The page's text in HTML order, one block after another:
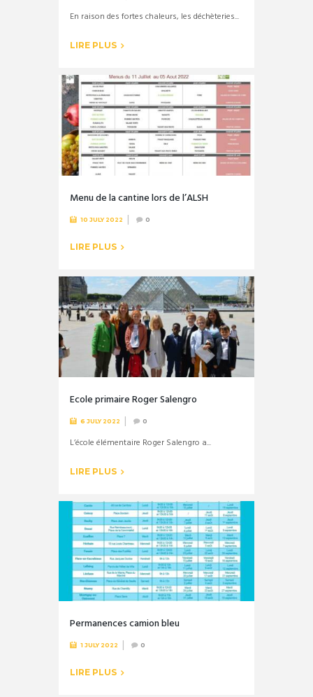
En raison des fortes chaleurs, les déchèteries...
LIRE PLUS
Menu de la cantine lors de l’ALSH
10 JULY 2022 0
LIRE PLUS
Ecole primaire Roger Salengro
6 JULY 2022 0
L’école élémentaire Roger Salengro a...
LIRE PLUS
Permanences camion bleu
1 JULY 2022 0
LIRE PLUS